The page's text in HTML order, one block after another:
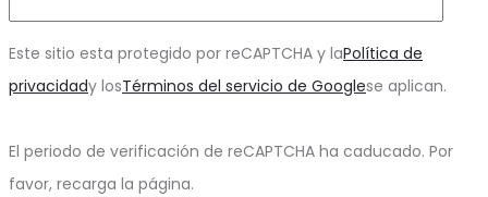
Este sitio esta protegido por reCAPTCHA y laPolítica de
privacidady losTérminos del servicio de Googlese aplican.
El periodo de verificación de reCAPTCHA ha caducado. Por
favor, recarga la página.